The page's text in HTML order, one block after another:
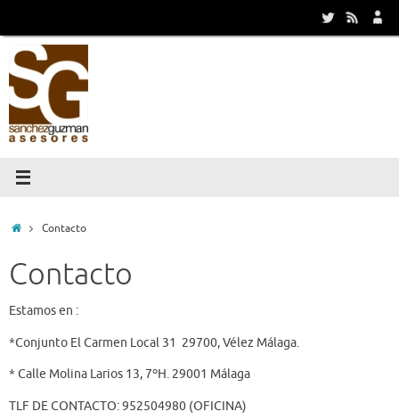
contenido
InicioContacto
Contacto
Estamos en :
*Conjunto El Carmen Local 31 29700, Vélez Málaga.
* Calle Molina Larios 13, 7ºH. 29001 Málaga
TLF DE CONTACTO: 952504980 (OFICINA)